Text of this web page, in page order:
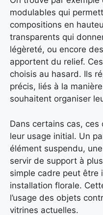
modulables qui
compositions en
transparents qui
légèreté, ou encore
apportent du relief.
choisis au hasard. Ils
précis, liés à la
souhaitent organiser
Dans certains cas,
leur usage initial. Un
élément suspendu,
servir de support à
simple cadre peut être
installation florale.
l’usage des objets
vitrines actuelles.